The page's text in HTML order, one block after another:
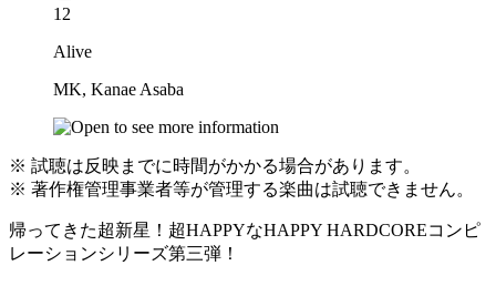
12
Alive
MK, Kanae Asaba
※ 試聴は反映までに時間がかかる場合があります。
※ 著作権管理事業者等が管理する楽曲は試聴できません。
帰ってきた超新星！超HAPPYなHAPPY HARDCOREコンピ
レーションシリーズ第三弾！